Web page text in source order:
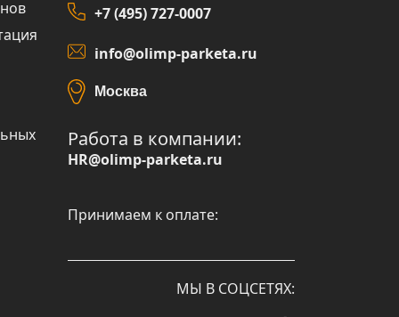
+7 (495) 727-0007
info@olimp-parketa.ru
Москва
Работа в компании:
HR@olimp-parketa.ru
Принимаем к оплате:
МЫ В СОЦСЕТЯХ: